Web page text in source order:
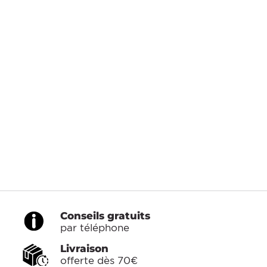
Conseils gratuits
par téléphone
Livraison
offerte dès 70€